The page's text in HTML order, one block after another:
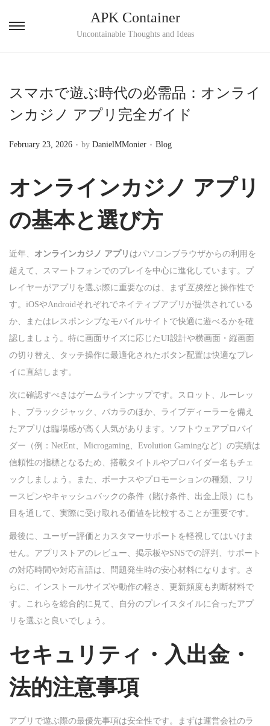
S
o
i
a
i
o
n
S
o
t
n
APK Container
Uncontainable Thoughts and Ideas
スマホで遊ぶ時代の必需品：オンライ
ンカジノ アプリ完全ガイド
P
t
d
February 23, 2026 . by DanielMMonier . P
t
d
Blog
オンラインカジノ アプリ
の基本と選び方
近年、 オンラインカジノ アプリ はパソコンブラウザからの利用を
超えて、スマートフォンでのプレイを中心に進化しています。プ
レイヤーがアプリを選ぶ際に重要なのは、まず 互換性と操作性で
す。iOSやAndroidそれぞれでネイティブアプリが提供されている
か、またはレスポンシブなモバイルサイトで快適に遊べるかを確
認しましょう。特に画面サイズに応じたUI設計や横画面・縦画面
の切り替え、タッチ操作に最適化されたボタン配置は快適なプレ
イに直結します。
次に確認すべきはゲームラインナップです。スロット、ルーレッ
ト、ブラックジャック、バカラのほか、ライブディーラーを備え
たアプリは臨場感が高く人気があります。ソフトウェアプロバイ
ダー（例：NetEnt、Microgaming、Evolution Gamingなど）の実績は
信頼性の指標となるため、搭載タイトルやプロバイダー名もチェ
ックしましょう。また、ボーナスやプロモーションの種類、フリ
ースピンやキャッシュバックの条件（賭け条件、出金上限）にも
目を通して、実際に受け取れる価値を比較することが重要です。
最後に、ユーザー評価とカスタマーサポートを軽視してはいけま
せん。アプリストアのレビュー、掲示板やSNSでの評判、サポート
の対応時間や対応言語は、問題発生時の安心材料になります。さ
らに、インストールサイズや動作の軽さ、更新頻度も判断材料で
す。これらを総合的に見て、自分のプレイスタイルに合ったアプ
リを選ぶと良いでしょう。
セキュリティ・入出金・
法的注意事項
アプリで遊ぶ際の最優先事項は安全性です。まずは運営会社のラ